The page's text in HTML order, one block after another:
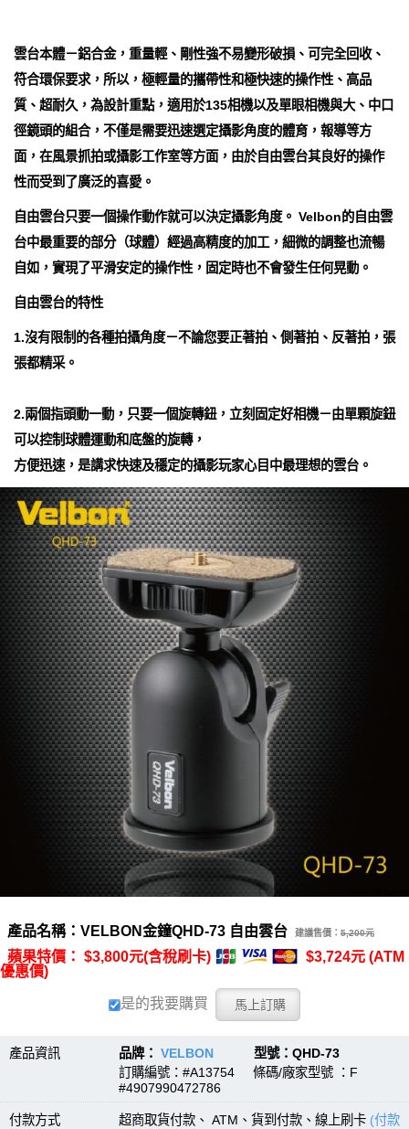
雲台本體－鋁合金，重量輕、剛性強不易變形破損、可完全回收、
符合環保要求，所以，極輕量的攜帶性和極快速的操作性、高品
質、超耐久，為設計重點，適用於135相機以及單眼相機與大、中口
徑鏡頭的組合，不僅是需要迅速選定攝影角度的體育，報導等方
面，在風景抓拍或攝影工作室等方面，由於自由雲台其良好的操作
性而受到了廣泛的喜愛。
自由雲台只要一個操作動作就可以決定攝影角度。 Velbon的自由雲
台中最重要的部分（球體）經過高精度的加工，細微的調整也流暢
自如，實現了平滑安定的操作性，固定時也不會發生任何晃動。
自由雲台的特性
1.沒有限制的各種拍攝角度－不論您要正著拍、側著拍、反著拍，張
張都精采。
2.兩個指頭動一動，只要一個旋轉鈕，立刻固定好相機－由單顆旋鈕
可以控制球體運動和底盤的旋轉，
方便迅速，是講求快速及穩定的攝影玩家心目中最理想的雲台。
產品名稱：VELBON金鐘QHD-73 自由雲台 建議售價： 5,200元
蘋果特價： $3,800元(含稅刷卡)
$3,724元 (ATM
優惠價)
是的我要購買
產品資訊 品牌： VELBON 型號：QHD-73
訂購編號：#A13754 條碼/廠家型號 ：F
#4907990472786
付款方式 超商取貨付款、 ATM、貨到付款、線上刷卡 (付款